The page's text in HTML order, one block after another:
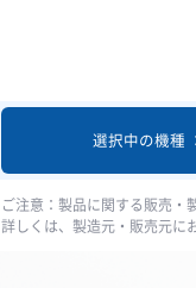
選択中の機種
ご注意：製品に関する販売・
詳しくは、製造元・販売元に